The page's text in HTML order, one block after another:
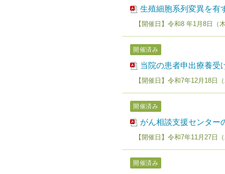
生殖細胞系列変異を有
【開催日】令和8 年1月8
開催済み
当院の患者申出療養受
【開催日】令和7年12月
開催済み
がん相談支援センター
【開催日】令和7年11月
開催済み